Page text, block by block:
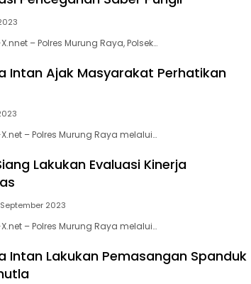
– Polres Murung Raya, Polsek…
Intan Ajak Masyarakat Perhatikan
– Polres Murung Raya melalui…
Lakukan Evaluasi Kinerja
2023
– Polres Murung Raya melalui…
Intan Lakukan Pemasangan Spanduk